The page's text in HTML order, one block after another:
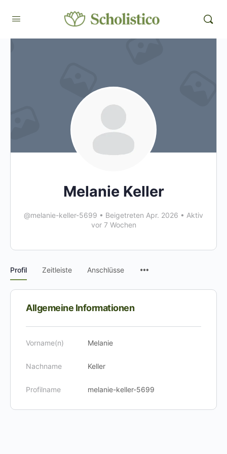
Melanie Keller
@melanie-keller-5699 • Beigetreten Apr. 2026 • Aktiv
vor 7 Wochen
Profil Zeitleiste Anschlüsse
Allgemeine Informationen
Vorname(n) Melanie
Nachname Keller
Profilname melanie-keller-5699